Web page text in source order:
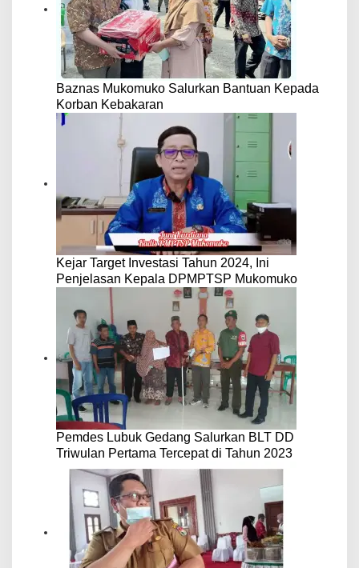
Baznas Mukomuko Salurkan Bantuan Kepada
Korban Kebakaran
Kejar Target Investasi Tahun 2024, Ini
Penjelasan Kepala DPMPTSP Mukomuko
Pemdes Lubuk Gedang Salurkan BLT DD
Triwulan Pertama Tercepat di Tahun 2023